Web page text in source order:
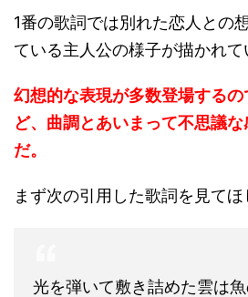
1番の歌詞では別れた恋人との
ている主人公の様子が描かれて
幻想的な表現が多数登場する
ど、曲調とあいまって不思議
だ。
まず次の引用した歌詞を見てほ
光を弾いて敷き詰めた雲は